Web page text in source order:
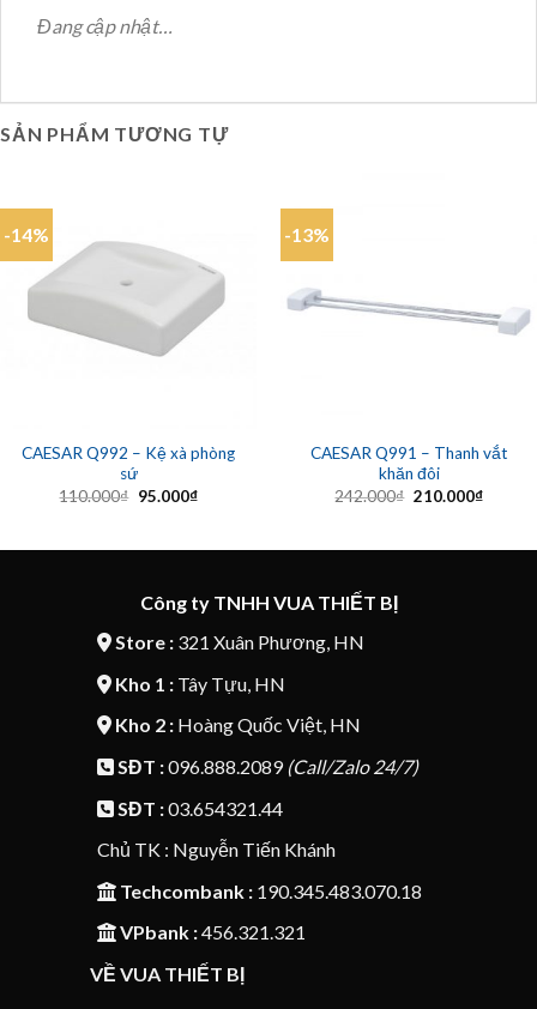
Đang cập nhật…
SẢN PHẨM TƯƠNG TỰ
-14%
CAESAR Q992 – Kệ xà phòng
sứ
110.000₫ Giá
95.000₫Giá
95.000₫.
-13%
CAESAR Q991 – Thanh vắt
khăn đôi
242.000₫ Giá
210.000₫Giá
Công ty TNHH VUA THIẾT BỊ
Store :321 Xuân Phương, HN
Kho 1 :Tây Tựu, HN
Kho 2 :Hoàng Quốc Việt, HN
SĐT :096.888.2089 (Call/Zalo 24/7)
SĐT :03.654321.44
Chủ TK : Nguyễn Tiến Khánh
Techcombank :190.345.483.070.18
VPbank :456.321.321
VỀ VUA THIẾT BỊ